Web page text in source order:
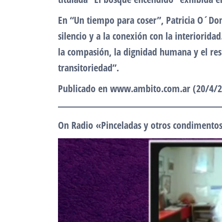
En “Un tiempo para coser”, Patricia
silencio y a la conexión con la
la compasión, la dignidad humana y el
transitoriedad”.
Publicado en www.ambito.com.ar (20/4/
On Radio «Pinceladas y otros